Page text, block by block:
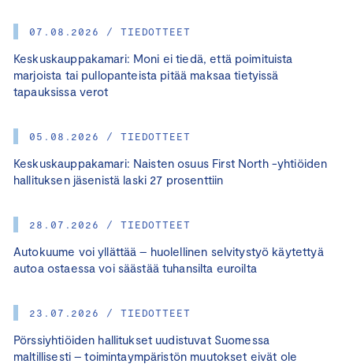
07.08.2026 / TIEDOTTEET
Keskuskauppakamari: Moni ei tiedä, että poimituista
marjoista tai pullopanteista pitää maksaa tietyissä
tapauksissa verot
05.08.2026 / TIEDOTTEET
Keskuskauppakamari: Naisten osuus First North -yhtiöiden
hallituksen jäsenistä laski 27 prosenttiin
28.07.2026 / TIEDOTTEET
Autokuume voi yllättää – huolellinen selvitystyö käytettyä
autoa ostaessa voi säästää tuhansilta euroilta
23.07.2026 / TIEDOTTEET
Pörssiyhtiöiden hallitukset uudistuvat Suomessa
maltillisesti – toimintaympäristön muutokset eivät ole